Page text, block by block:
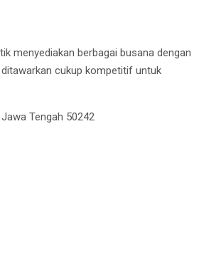
menyediakan berbagai busana dengan
cukup kompetitif untuk
Tengah 50242